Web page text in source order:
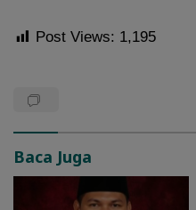
Post Views: 1,195
Baca Juga